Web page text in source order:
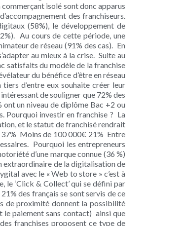
commerçant isolé sont donc apparus
des franchiseurs.
(58%), le développement de
Au cours de cette période, une
de réseau (91% des cas). En
au mieux à la crise. Suite au
satisfaits du modèle de la franchise
du bénéfice d’être en réseau
d’entre eux souhaite créer leur
de souligner que 72% des
ont un niveau de diplôme Bac +2 ou
Pourquoi investir en franchise ? La
et le statut de franchisé rendrait
37% Moins de 100 000€ 21% Entre
Pourquoi les entrepreneurs
d’une marque connue (36 %)
extraordinaire de la digitalisation de
avec le « Web to store » c’est à
le ‘Click & Collect’ qui se défini par
des français se sont servis de ce
de proximité donnent la possibilité
le paiement sans contact) ainsi que
franchises proposent ce type de